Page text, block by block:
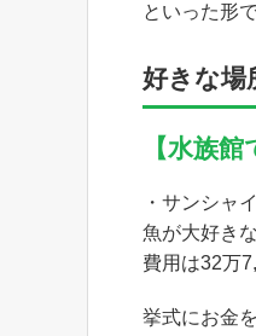
といった形
好きな場
【水族
・サンシャ
魚が大好き
費用は32万
挙式にお金